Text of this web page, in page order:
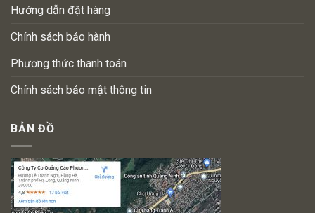
Hướng dẫn đặt hàng
Chính sách bảo hành
Phương thức thanh toán
Chính sách bảo mật thông tin
BẢN ĐỒ